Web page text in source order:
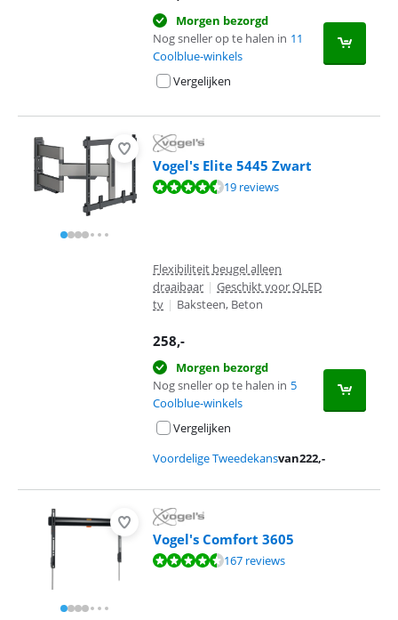
Morgen bezorgd
Nog sneller op te halen in 11
Coolblue-winkels
Vergelijken
Vogel's Elite 5445 Zwart
Beoordeling is 8,7 van de 10, gebaseerd op 19 reviews.
19 reviews
Flexibiliteit beugel alleen
draaibaar | Geschikt voor OLED
tv | Baksteen, Beton
258,-
Morgen bezorgd
Nog sneller op te halen in 5
Coolblue-winkels
Vergelijken
Voordelige Tweedekansvan222,-
Vogel's Comfort 3605
Beoordeling is 8,7 van de 10, gebaseerd op 167 reviews.
167 reviews